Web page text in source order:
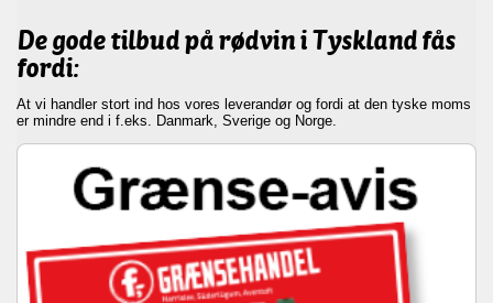
De gode tilbud på rødvin i Tyskland fås
fordi:
At vi handler stort ind hos vores leverandør og fordi at den tyske moms
er mindre end i f.eks. Danmark, Sverige og Norge.